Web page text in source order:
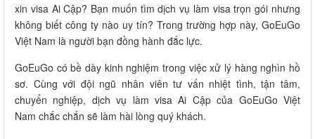
xin visa Ai Cập? Bạn muốn tìm dịch vụ làm visa trọn gói nhưng
không biết công ty nào uy tín? Trong trường hợp này, GoEuGo
Việt Nam là người bạn đồng hành đắc lực.
GoEuGo có bề dày kinh nghiệm trong việc xử lý hàng nghìn hồ
sơ. Cùng với đội ngũ nhân viên tư vấn nhiệt tình, tận tâm,
chuyển nghiệp, dịch vụ làm visa Ai Cập của GoEuGo Việt
Nam chắc chắn sẽ làm hài lòng quý khách.